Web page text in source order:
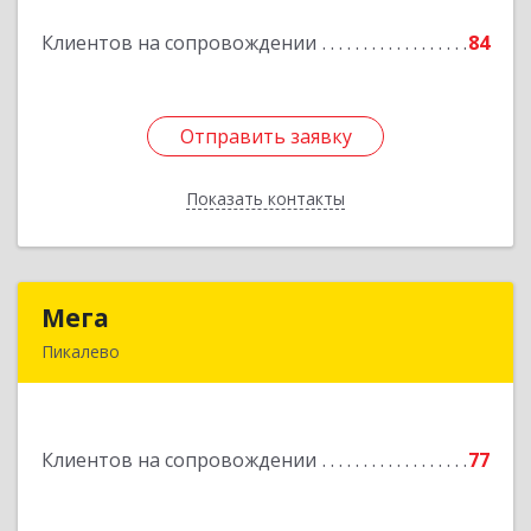
Клиентов на сопровождении 84
Отправить заявку
Показать контакты
Подробнее
Отправить заявку
Назад
Мега
Пикалево
Клиентов на сопровождении 77
Подробнее